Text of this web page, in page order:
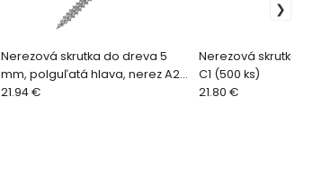
Nerezová skrutka do dreva 5
mm, polguľatá hlava, nerez A2
(200 ks)
21.94 €
Nerezová skrutka
C1 (500 ks)
21.80 €